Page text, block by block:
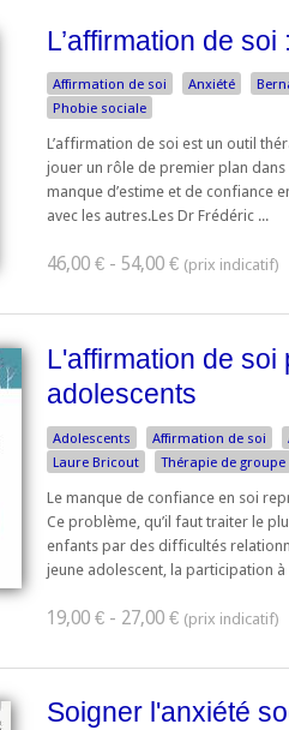
L’affirmation de
Affirmation de soi Anxiété
Phobie sociale
L’affirmation de soi est un outil
jouer un rôle de premier plan dans
manque d’estime et de confiance
avec les autres.Les Dr Frédéric ...
46,00 € - 54,00 €
L'affirmation de soi
adolescents
Adolescents Affirmation de soi
Laure Bricout
Thérapie de groupe
Le manque de confiance en soi
Ce problème, qu’il faut traiter le
enfants par des difficultés
jeune adolescent, la participation à
19,00 € - 27,00 €
Soigner l'anxiété